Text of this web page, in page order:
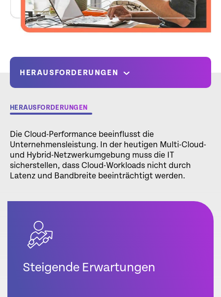
HERAUSFORDERUNGEN
HERAUSFORDERUNGEN
Die Cloud-Performance beeinflusst die
Unternehmensleistung. In der heutigen Multi-Cloud-
und Hybrid-Netzwerkumgebung muss die IT
sicherstellen, dass Cloud-Workloads nicht durch
Latenz und Bandbreite beeinträchtigt werden.
Steigende Erwartungen